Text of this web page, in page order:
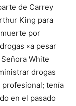
de Carrey
King para
por
«a pesar
White
drogas
profesional; tenía
en el pasado